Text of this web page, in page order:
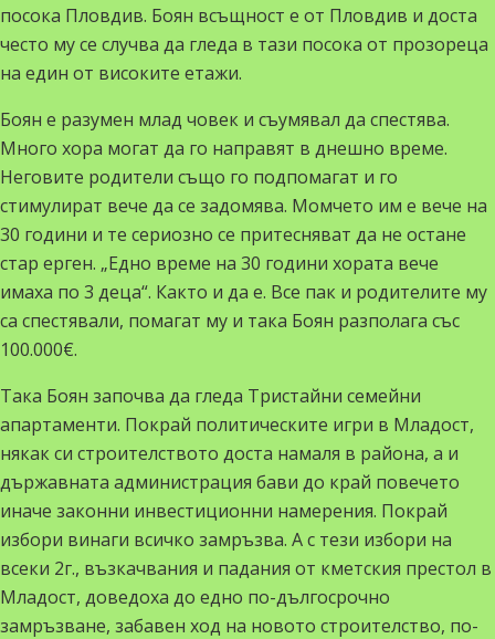
посока Пловдив. Боян всъщност е от Пловдив и доста
често му се случва да гледа в тази посока от прозореца
на един от високите етажи.
Боян е разумен млад човек и съумявал да спестява.
Много хора могат да го направят в днешно време.
Неговите родители също го подпомагат и го
стимулират вече да се задомява. Момчето им е вече на
30 години и те сериозно се притесняват да не остане
стар ерген. „Едно време на 30 години хората вече
имаха по 3 деца“. Както и да е. Все пак и родителите му
са спестявали, помагат му и така Боян разполага със
100.000€.
Така Боян започва да гледа Тристайни семейни
апартаменти. Покрай политическите игри в Младост,
някак си строителството доста намаля в района, а и
държавната администрация бави до край повечето
иначе законни инвестиционни намерения. Покрай
избори винаги всичко замръзва. А с тези избори на
всеки 2г., възкачвания и падания от кметския престол в
Младост, доведоха до едно по-дългосрочно
замръзване, забавен ход на новото строителство, по-